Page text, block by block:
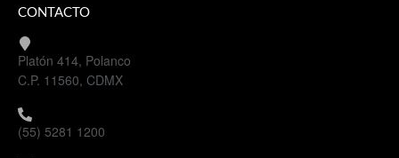
CONTACTO
Platón 414, Polanco
C.P. 11560, CDMX
(55) 5281 1200